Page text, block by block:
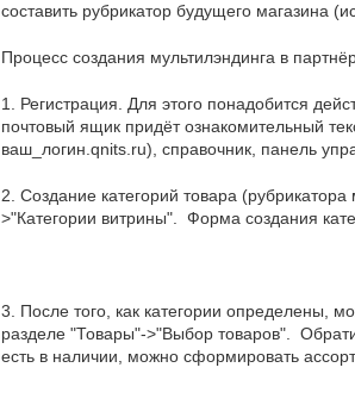
составить рубрикатор будущего магазина
Процесс создания мультилэндинга в
1. Регистрация. Для этого понадобится
почтовый ящик придёт ознакомительный
ваш_логин.qnits.ru), справочник, панель
2. Создание категорий товара
>"Категории витрины". Форма создания
3. После того, как категории определены,
разделе "Товары"->"Выбор товаров".
есть в наличии, можно сформировать